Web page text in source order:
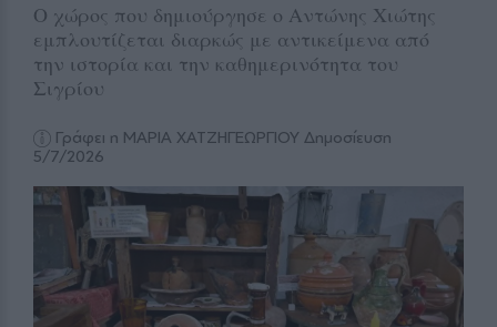
Ο χώρος που δημιούργησε ο Αντώνης Χιώτης
εμπλουτίζεται διαρκώς με αντικείμενα από
την ιστορία και την καθημερινότητα του
Σιγρίου
Γράφει η ΜΑΡΙΑ ΧΑΤΖΗΓΕΩΡΓΙΟΥ Δημοσίευση
5/7/2026